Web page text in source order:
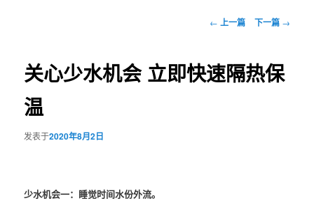
文
航
← 上一篇 下一篇 →
关心少水机会 立即快速隔热保
温
发表于2020年8月2日
少水机会一：睡觉时间水份外流。